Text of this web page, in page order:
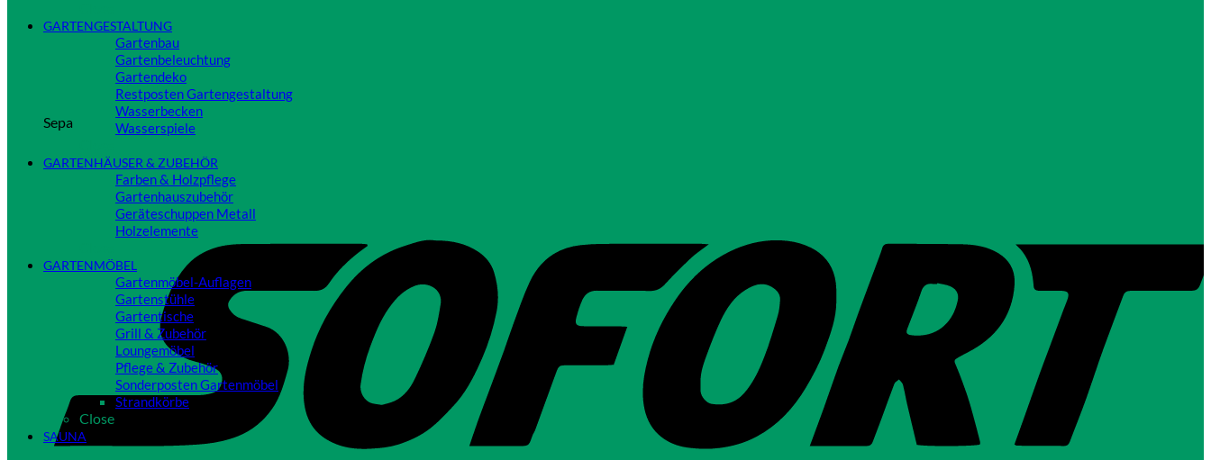
Sepa
GARTENGESTALTUNG
Gartenbau
Gartenbeleuchtung
Gartendeko
Restposten Gartengestaltung
Wasserbecken
Wasserspiele
GARTENHÄUSER & ZUBEHÖR
Farben & Holzpflege
Gartenhauszubehör
Geräteschuppen Metall
Holzelemente
GARTENMÖBEL
Gartenmöbel-Auflagen
Gartenstühle
Gartentische
Grill & Zubehör
Loungemöbel
Pflege & Zubehör
Sonderposten Gartenmöbel
Strandkörbe
Close
SAUNA